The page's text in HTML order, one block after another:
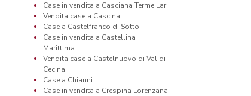
Case in vendita a Casciana Terme Lari
Vendita case a Cascina
Case a Castelfranco di Sotto
Case in vendita a Castellina
Marittima
Vendita case a Castelnuovo di Val di
Cecina
Case a Chianni
Case in vendita a Crespina Lorenzana